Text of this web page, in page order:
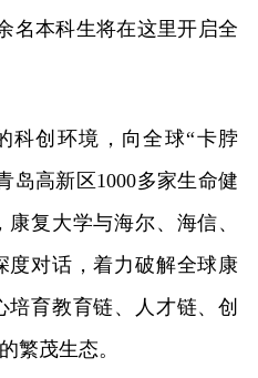
名本科生将在这里开启全
科创环境，向全球“卡脖
岛高新区1000多家生命健
复大学与海尔、海信、
度对话，着力破解全球康
育教育链、人才链、创
繁茂生态。